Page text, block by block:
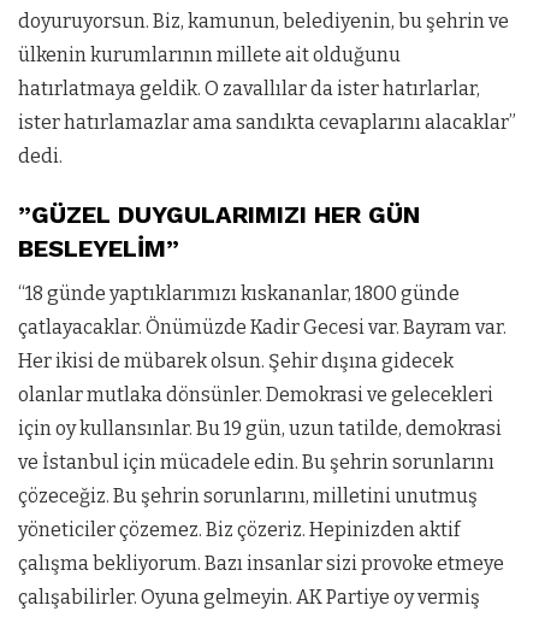
doyuruyorsun. Biz, kamunun, belediyenin, bu şehrin ve
ülkenin kurumlarının millete ait olduğunu
hatırlatmaya geldik. O zavallılar da ister hatırlarlar,
ister hatırlamazlar ama sandıkta cevaplarını alacaklar”
dedi.
”GÜZEL DUYGULARIMIZI HER GÜN
BESLEYELİM”
“18 günde yaptıklarımızı kıskananlar, 1800 günde
çatlayacaklar. Önümüzde Kadir Gecesi var. Bayram var.
Her ikisi de mübarek olsun. Şehir dışına gidecek
olanlar mutlaka dönsünler. Demokrasi ve gelecekleri
için oy kullansınlar. Bu 19 gün, uzun tatilde, demokrasi
ve İstanbul için mücadele edin. Bu şehrin sorunlarını
çözeceğiz. Bu şehrin sorunlarını, milletini unutmuş
yöneticiler çözemez. Biz çözeriz. Hepinizden aktif
çalışma bekliyorum. Bazı insanlar sizi provoke etmeye
çalışabilirler. Oyuna gelmeyin. AK Partiye oy vermiş